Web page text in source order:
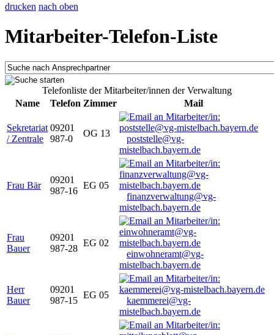
drucken nach oben
Mitarbeiter-Telefon-Liste
Telefonliste der Mitarbeiter/innen der Verwaltung
Name
Telefon Zimmer Mail
Sekretariat
/ Zentrale
09201
987-0
OG 13
poststelle@vg-
mistelbach.bayern.de
Frau Bär
09201
987-16
EG 05
finanzverwaltung@vg-
mistelbach.bayern.de
Frau
Bauer
09201
987-28
EG 02
einwohneramt@vg-
mistelbach.bayern.de
Herr
Bauer
09201
987-15
EG 05
kaemmerei@vg-
mistelbach.bayern.de